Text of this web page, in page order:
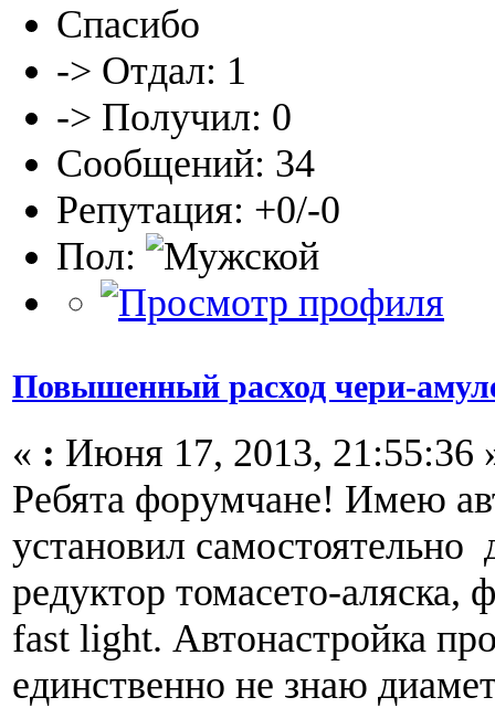
Спасибо
-> Отдал: 1
-> Получил: 0
Сообщений: 34
Репутация: +0/-0
Пол:
Повышенный расход чери-
« : Июня 17, 2013, 21:55:36
Ребята форумчане! Имею
установил
редуктор томасето-
fast light. Автонастройка
единственно не знаю